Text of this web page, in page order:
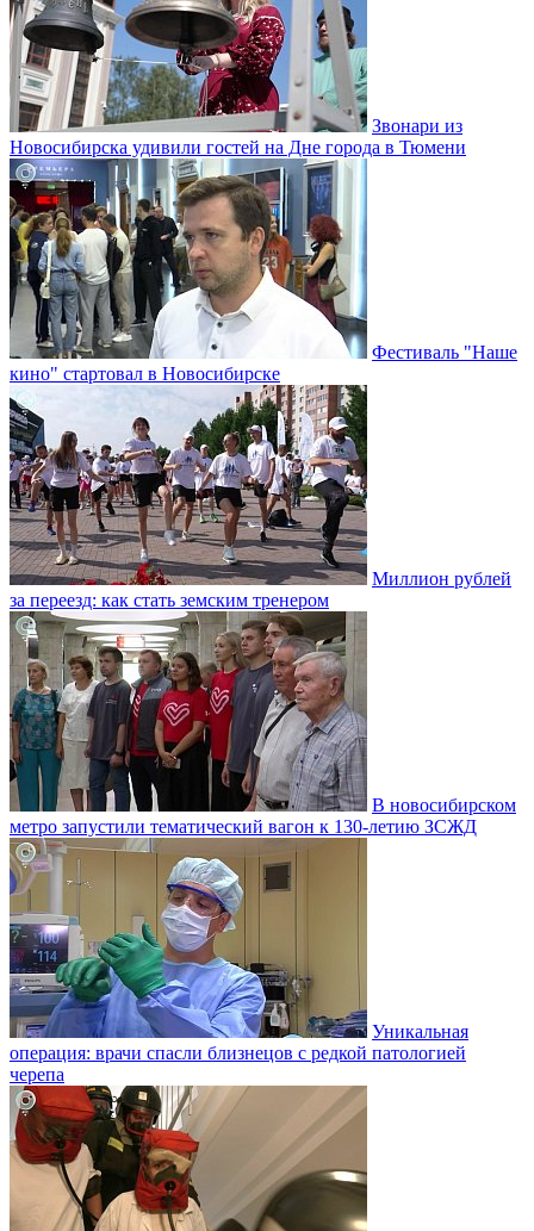
Звонари из
Новосибирска удивили гостей на Дне города в Тюмени
Фестиваль "Наше
кино" стартовал в Новосибирске
Миллион рублей
за переезд: как стать земским тренером
В новосибирском
метро запустили тематический вагон к 130-летию ЗСЖД
Уникальная
операция: врачи спасли близнецов с редкой патологией
черепа